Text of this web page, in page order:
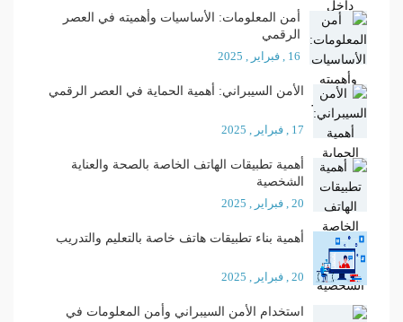
أمن المعلومات: الأساسيات وأهميته في العصر
الرقمي
16 , فبراير , 2025
الأمن السيبراني: أهمية الحماية في العصر الرقمي
17 , فبراير , 2025
أهمية تطبيقات الهاتف الخاصة بالصحة والعناية
الشخصية
20 , فبراير , 2025
أهمية بناء تطبيقات هاتف خاصة بالتعليم والتدريب
20 , فبراير , 2025
استخدام الأمن السيبراني وأمن المعلومات في